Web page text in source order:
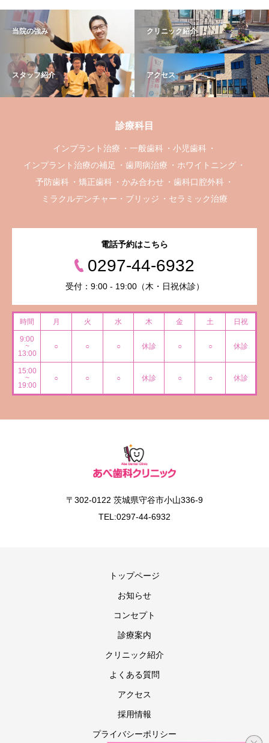
当院の強み クリニック紹介
スタッフ紹介 アクセス
診療科目
インプラント治療 一般歯科
小児歯科
インプラント治療の補足
歯周病治療
ホワイトニング
予防歯科
矯正歯科 かみ合わせ
歯科口腔外科
ミラクルデンチャー・ブリッジ
セラミック治療
電話予約はこちら
0297-44-6932
受付：9:00 - 19:00（木・日祝休診）
時間 月 火 水 木 金 土 日祝
9:00
~
13:00
○ ○ ○ 休診 ○ ○ 休診
15:00
~
19:00
○ ○ ○ 休診 ○ ○ 休診
〒302-0122 茨城県守谷市小山336-9
TEL:0297-44-6932
トップページ
お知らせ
コンセプト
診療案内
クリニック紹介
よくある質問
アクセス
採用情報
プライバシーポリシー